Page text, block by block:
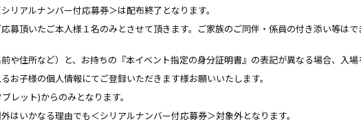
アルナンバー付応募券＞は配布終了となります。
募頂いたご本人様１名のみとさせて頂きます。ご家族のご同伴・係員の付き添い等は
住所など）と、お持ちの『本イベント指定の身分証明書』の表記が異なる場合、入場
お子様の個人情報にてご登録いただきます様お願いいたします。
レット)からのみとなります。
いかなる理由でも＜シリアルナンバー付応募券＞対象外となります。